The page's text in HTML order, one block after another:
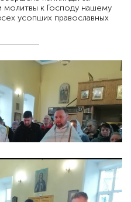
молитвы к Господу нашему
усопших православных